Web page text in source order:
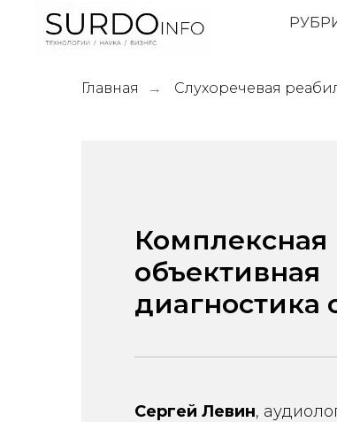
Главная → Слухоречевая
Комплексная
объективная
диагностика
Сергей Левин,